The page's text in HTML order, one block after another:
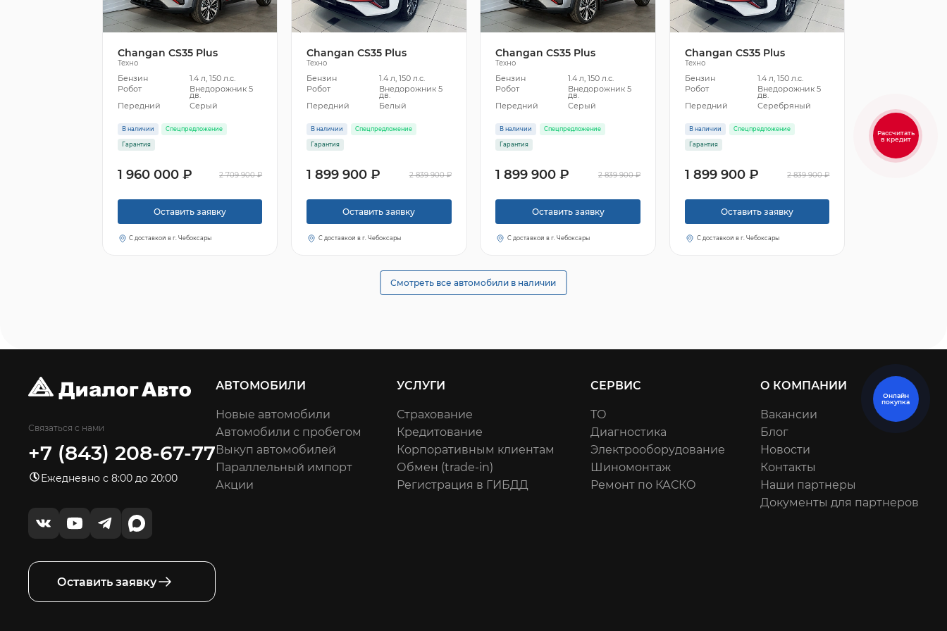
Changan CS35 Plus
Техно
Бензин
1.4 л, 150 л.с.
Робот
Внедорожник 5
дв.
Передний
Серый
В наличии Спецпредложение
Гарантия
1 960 000 ₽ 2 709 900 ₽
Оставить заявку
С доставкой в г. Чебоксары
Changan CS35 Plus
Техно
Бензин
1.4 л, 150 л.с.
Робот
Внедорожник 5
дв.
Передний
Белый
В наличии Спецпредложение
Гарантия
1 899 900 ₽ 2 839 900 ₽
Оставить заявку
С доставкой в г. Чебоксары
Changan CS35 Plus
Техно
Бензин
1.4 л, 150 л.с.
Робот
Внедорожник 5
дв.
Передний
Серый
В наличии Спецпредложение
Гарантия
1 899 900 ₽ 2 839 900 ₽
Оставить заявку
С доставкой в г. Чебоксары
Changan CS35 Plus
Техно
Бензин
1.4 л, 150 л.с.
Робот
Внедорожник 5
дв.
Передний
Серебряный
В наличии Спецпредложение
Гарантия
1 899 900 ₽ 2 839 900 ₽
Оставить заявку
С доставкой в г. Чебоксары
Смотреть все автомобили в наличии
Связаться с нами
+7 (843) 208-67-77
Ежедневно с 8:00 до 20:00
Оставить заявку
АВТОМОБИЛИ
Новые автомобили
Автомобили с пробегом
Выкуп автомобилей
Параллельный импорт
Акции
УСЛУГИ
Страхование
Кредитование
Корпоративным клиентам
Обмен (trade-in)
Регистрация в ГИБДД
СЕРВИС
ТО
Диагностика
Электрооборудование
Шиномонтаж
Ремонт по КАСКО
О КОМПАНИИ
Вакансии
Блог
Новости
Контакты
Наши партнеры
Документы для партнеров
Рассчитать
в кредит
Онлайн
покупка